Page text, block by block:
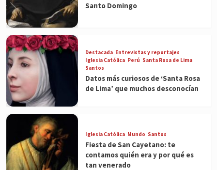
Santo Domingo
Destacada Entrevistas y reportajes
Iglesia Católica Perú Santa Rosa de Lima
Santos
Datos más curiosos de ‘Santa Rosa
de Lima’ que muchos desconocían
Iglesia Católica Mundo Santos
Fiesta de San Cayetano: te
contamos quién era y por qué es
tan venerado